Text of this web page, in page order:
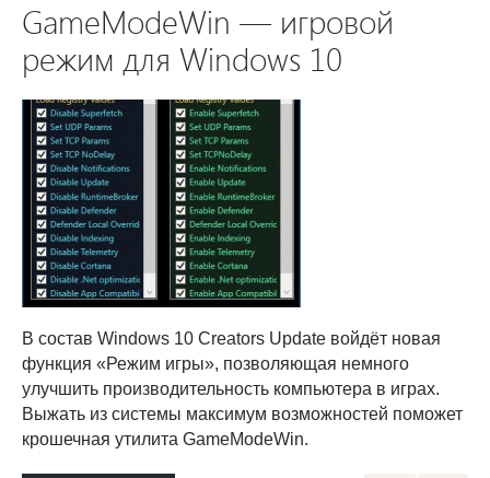
GameModeWin — игровой
режим для Windows 10
В состав Windows 10 Creators Update войдёт новая
функция «Режим игры», позволяющая немного
улучшить производительность компьютера в играх.
Выжать из системы максимум возможностей поможет
крошечная утилита GameModeWin.